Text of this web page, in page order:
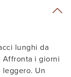
lunghi da
Affronta i giorni
Un